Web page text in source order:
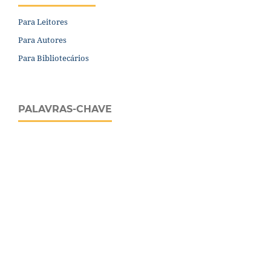
Para Leitores
Para Autores
Para Bibliotecários
PALAVRAS-CHAVE